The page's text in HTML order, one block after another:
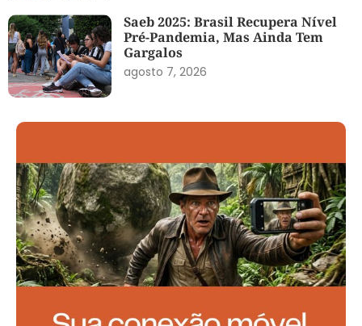
Saeb 2025: Brasil Recupera Nível
Pré-Pandemia, Mas Ainda Tem
Gargalos
agosto 7, 2026